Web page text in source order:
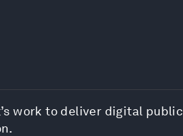
work to deliver digital public